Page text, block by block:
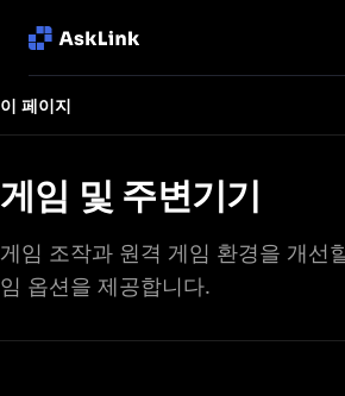
이 페이지
게임 및 주변기기
게임 조작과 원격 게임 환경을 개선
임 옵션을 제공합니다.